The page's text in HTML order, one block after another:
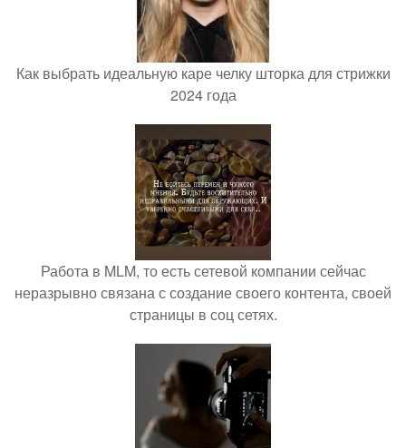
Как выбрать идеальную каре челку шторка для стрижки
2024 года
Работа в MLM, то есть сетевой компании сейчас
неразрывно связана с создание своего контента, своей
страницы в соц сетях.